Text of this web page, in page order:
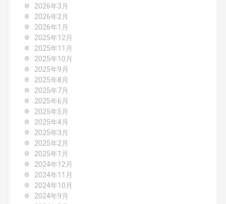
2026年3月
2026年2月
2026年1月
2025年12月
2025年11月
2025年10月
2025年9月
2025年8月
2025年7月
2025年6月
2025年5月
2025年4月
2025年3月
2025年2月
2025年1月
2024年12月
2024年11月
2024年10月
2024年9月